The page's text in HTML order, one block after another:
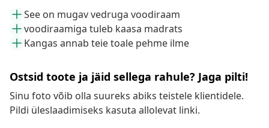
See on mugav vedruga voodiraam
voodiraamiga tuleb kaasa madrats
Kangas annab teie toale pehme ilme
Ostsid toote ja jäid sellega rahule? Jaga pilti!
Sinu foto võib olla suureks abiks teistele klientidele.
Pildi üleslaadimiseks kasuta allolevat linki.